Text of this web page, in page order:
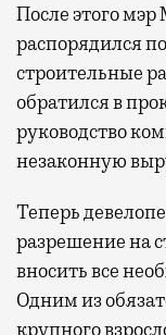
После этого
распорядился
строительные
обратился в
руководство
незаконную
Теперь
разрешение на
вносить все
Одним из
крупного